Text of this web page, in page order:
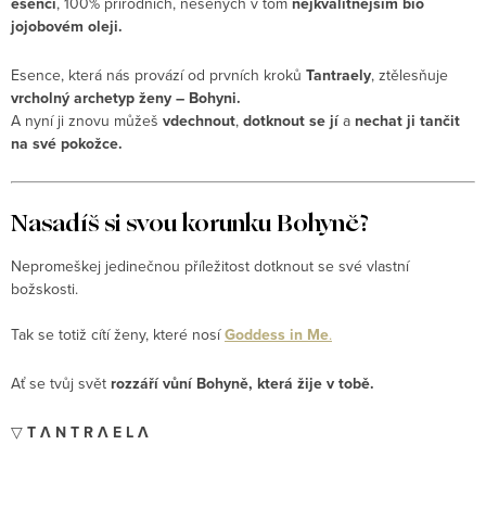
jojobovém oleji.
Esence, která nás provází od prvních kroků Tantraely, ztělesňuje
vrcholný archetyp ženy – Bohyni.
A nyní ji znovu můžeš vdechnout, dotknout se jía nechat ji tančit
na své pokožce.
Nasadíš si svou korunku Bohyně?
Nepromeškej jedinečnou příležitost dotknout se své vlastní
božskosti.
Tak se totiž cítí ženy, které nosíGoddess in Me.
Ať se tvůj svět rozzáří vůní Bohyně, která žije v tobě.
▽ T Λ N T R Λ E L Λ